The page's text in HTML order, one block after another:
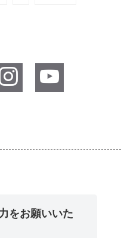
をお願いいた